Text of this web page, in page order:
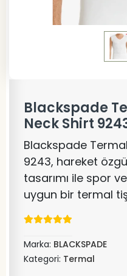
Blackspade
Neck Shirt
Blackspade
9243, hareket
tasarımı ile spor
uygun bir termal
Marka: BLACKSPADE
Kategori: Termal